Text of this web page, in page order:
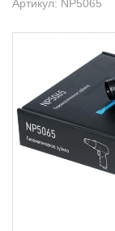
Артикул: NP5065